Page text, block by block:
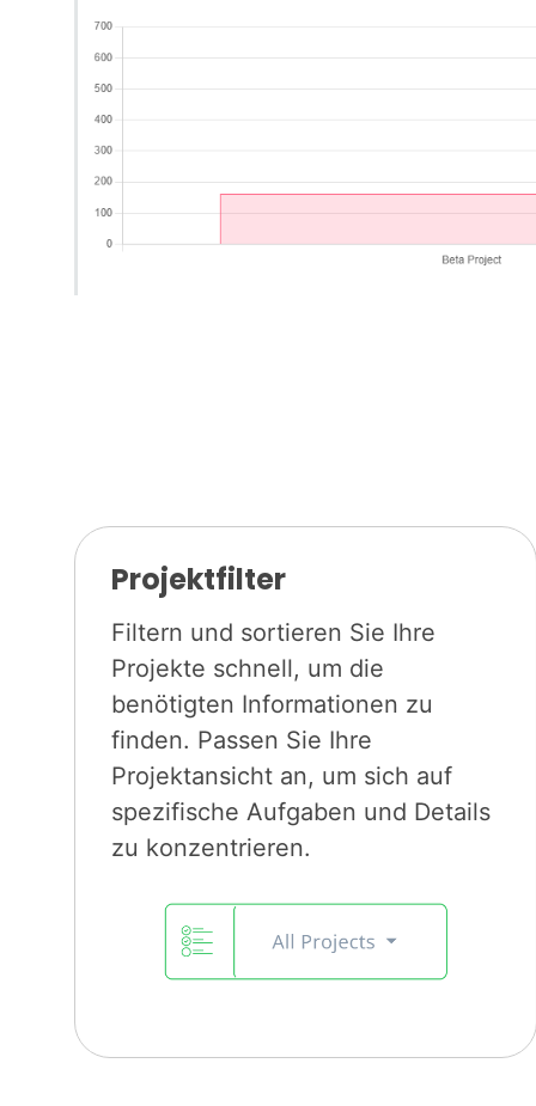
Projektfilter
Filtern und sortieren Sie Ihre
Projekte schnell, um die
benötigten Informationen zu
finden. Passen Sie Ihre
Projektansicht an, um sich auf
spezifische Aufgaben und Details
zu konzentrieren.